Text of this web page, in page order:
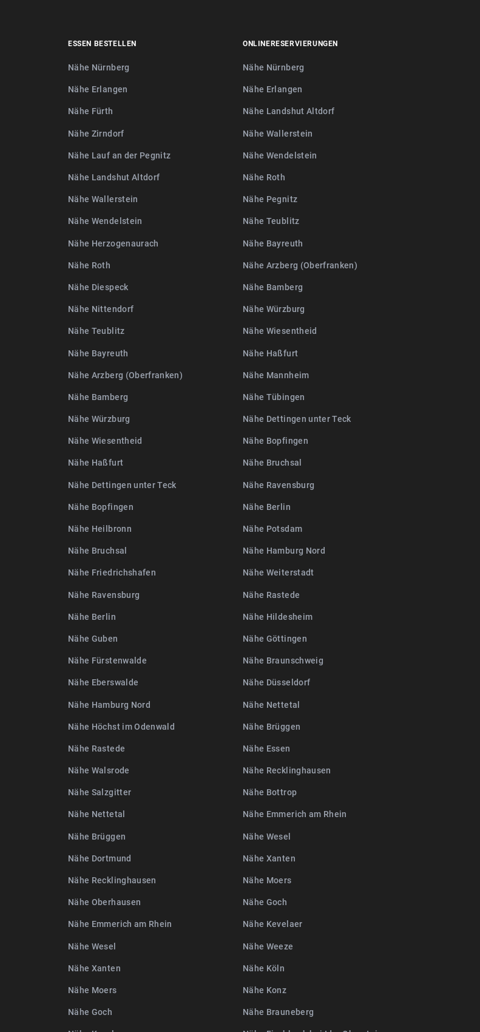
ESSEN BESTELLEN
Nähe Nürnberg
Nähe Erlangen
Nähe Fürth
Nähe Zirndorf
Nähe Lauf an der Pegnitz
Nähe Landshut Altdorf
Nähe Wallerstein
Nähe Wendelstein
Nähe Herzogenaurach
Nähe Roth
Nähe Diespeck
Nähe Nittendorf
Nähe Teublitz
Nähe Bayreuth
Nähe Arzberg (Oberfranken)
Nähe Bamberg
Nähe Würzburg
Nähe Wiesentheid
Nähe Haßfurt
Nähe Dettingen unter Teck
Nähe Bopfingen
Nähe Heilbronn
Nähe Bruchsal
Nähe Friedrichshafen
Nähe Ravensburg
Nähe Berlin
Nähe Guben
Nähe Fürstenwalde
Nähe Eberswalde
Nähe Hamburg Nord
Nähe Höchst im Odenwald
Nähe Rastede
Nähe Walsrode
Nähe Salzgitter
Nähe Nettetal
Nähe Brüggen
Nähe Dortmund
Nähe Recklinghausen
Nähe Oberhausen
Nähe Emmerich am Rhein
Nähe Wesel
Nähe Xanten
Nähe Moers
Nähe Goch
ONLINERESERVIERUNGEN
Nähe Nürnberg
Nähe Erlangen
Nähe Landshut Altdorf
Nähe Wallerstein
Nähe Wendelstein
Nähe Roth
Nähe Pegnitz
Nähe Teublitz
Nähe Bayreuth
Nähe Arzberg (Oberfranken)
Nähe Bamberg
Nähe Würzburg
Nähe Wiesentheid
Nähe Haßfurt
Nähe Mannheim
Nähe Tübingen
Nähe Dettingen unter Teck
Nähe Bopfingen
Nähe Bruchsal
Nähe Ravensburg
Nähe Berlin
Nähe Potsdam
Nähe Hamburg Nord
Nähe Weiterstadt
Nähe Rastede
Nähe Hildesheim
Nähe Göttingen
Nähe Braunschweig
Nähe Düsseldorf
Nähe Nettetal
Nähe Brüggen
Nähe Essen
Nähe Recklinghausen
Nähe Bottrop
Nähe Emmerich am Rhein
Nähe Wesel
Nähe Xanten
Nähe Moers
Nähe Goch
Nähe Kevelaer
Nähe Weeze
Nähe Köln
Nähe Konz
Nähe Brauneberg